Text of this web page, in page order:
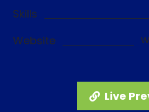
Skills
Website
Live